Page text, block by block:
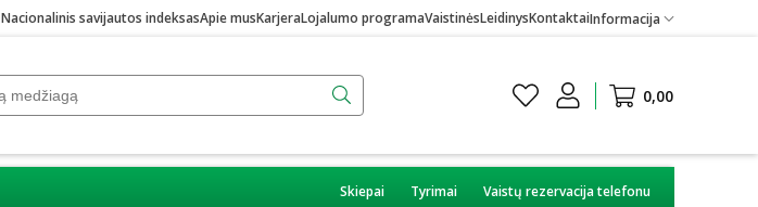
Nacionalinis savijautos indeksasApie musKarjeraLojalumo programaVaistinėsLeidinysKontaktaiInformacija
0,00
Skiepai Tyrimai Vaistų rezervacija telefonu